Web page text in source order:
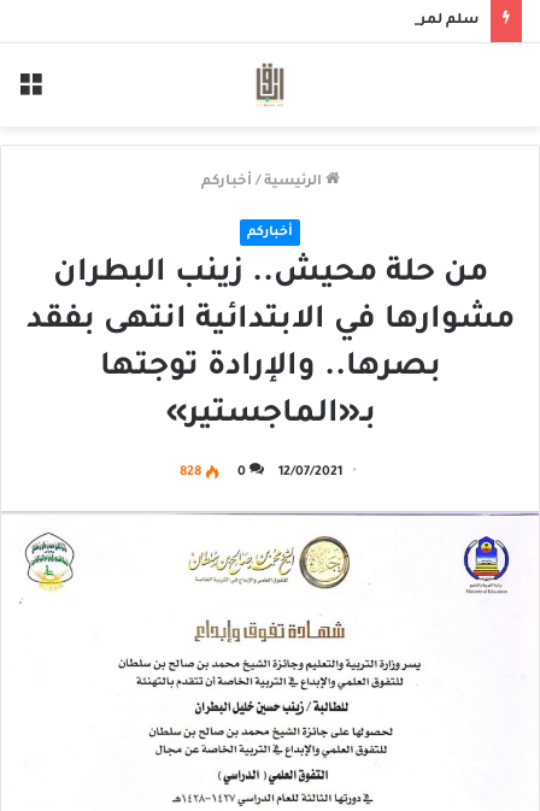
سلم لمن سالمكم
الرئيسية / أخباركم
أخباركم
من حلة محيش.. زينب البطران
مشوارها في الابتدائية انتهى بفقد
بصرها.. والإرادة توجتها
بـ«الماجستير»
12/07/2021
0
828